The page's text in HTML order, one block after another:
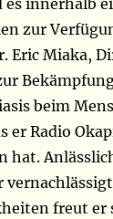
es innerhalb
zur
Eric Miaka,
beim
er Radio
hat.
freut er